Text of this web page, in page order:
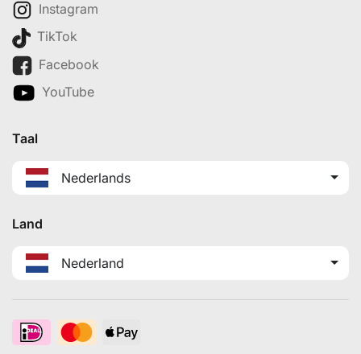
Instagram
TikTok
Facebook
YouTube
Taal
Nederlands
Land
Nederland